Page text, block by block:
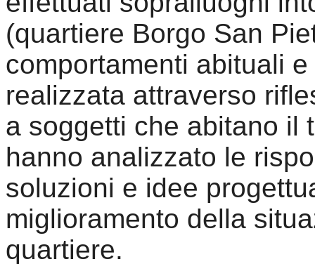
(quartiere Borgo San
comportamenti abituali
realizzata attraverso
a soggetti che abitano il
hanno analizzato le
soluzioni e idee
miglioramento della
quartiere.